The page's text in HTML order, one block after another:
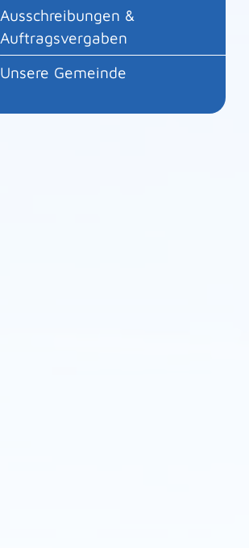
Ausschreibungen &
Auftragsvergaben
Unsere Gemeinde